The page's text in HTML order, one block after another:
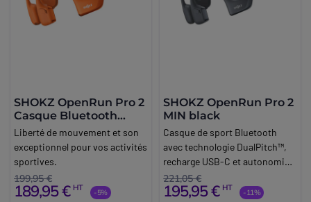
SHOKZ OpenRun Pro 2
Casque Bluetooth
Orange
Liberté de mouvement et son
exceptionnel pour vos activités
sportives.
199,95 €
189,95 € HT -5%
SHOKZ OpenRun Pro 2
MIN black
Casque de sport Bluetooth
avec technologie DualPitch™,
recharge USB-C et autonomie
de 12 heures.
221,05 €
195,95 € HT -11%